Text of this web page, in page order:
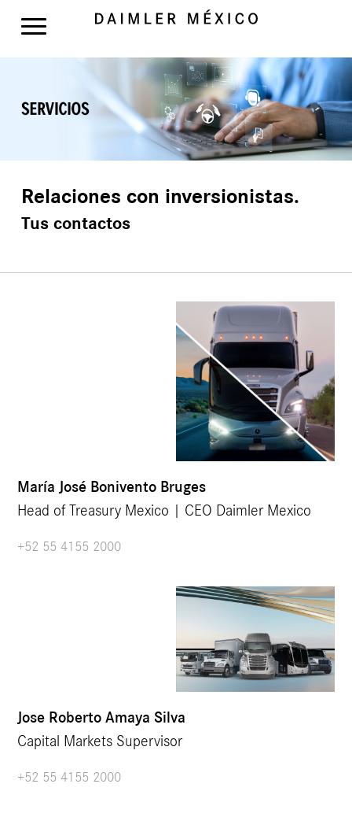
Relaciones con inversionistas.
Tus contactos
María José Bonivento Bruges
Head of Treasury Mexico | CEO Daimler Mexico
+52 55 4155 2000
Jose Roberto Amaya Silva
Capital Markets Supervisor
+52 55 4155 2000